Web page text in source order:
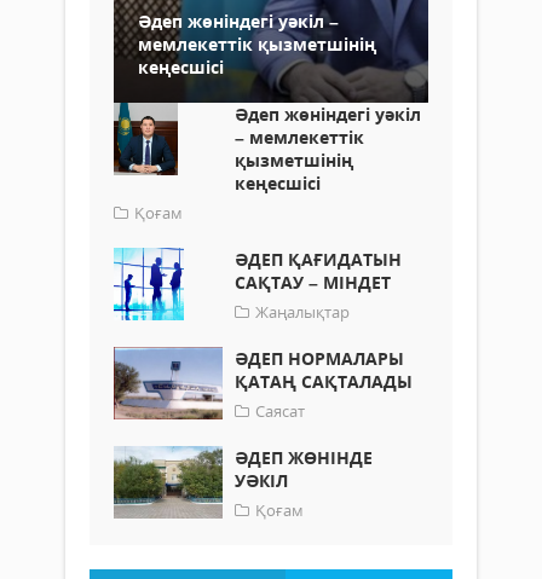
Әдеп жөніндегі уәкіл –
мемлекеттік қызметшінің
кеңесшісі
Әдеп жөніндегі уәкіл
– мемлекеттік
қызметшінің
кеңесшісі
Қоғам
ӘДЕП ҚАҒИДАТЫН
САҚТАУ – МІНДЕТ
Жаңалықтар
ӘДЕП НОРМАЛАРЫ
ҚАТАҢ САҚТАЛАДЫ
Саясат
ӘДЕП ЖӨНІНДЕ
УӘКІЛ
Қоғам